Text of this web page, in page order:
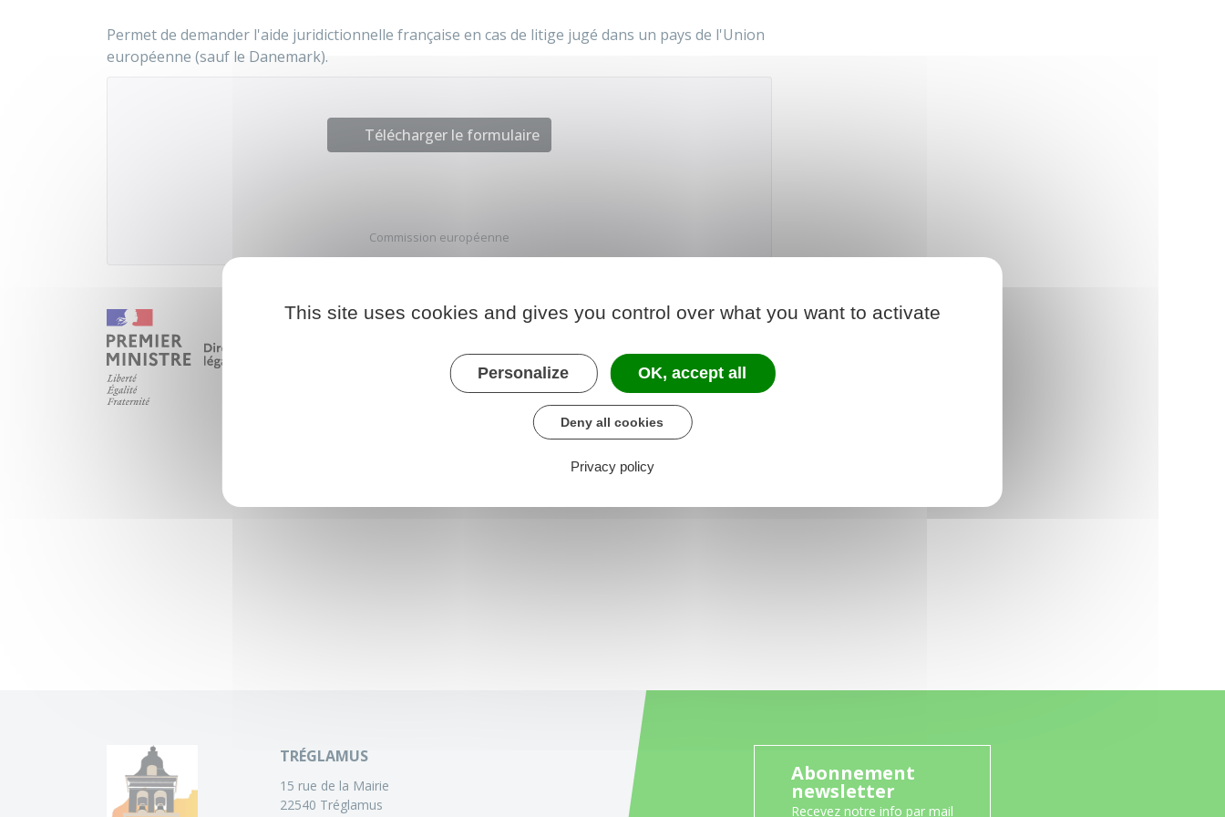
Permet de demander l'aide juridictionnelle française en cas de litige jugé dans un pays de l'Union
européenne (sauf le Danemark).
Télécharger le formulaire
Commission européenne
TRÉGLAMUS
15 rue de la Mairie
22540 Tréglamus
Abonnement
newsletter
Recevez notre info par mail
This site uses cookies and gives you control over what you want to activate
Personalize OK, accept all
Deny all cookies
Privacy policy